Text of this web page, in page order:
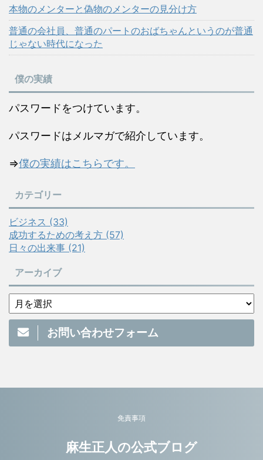
本物のメンターと偽物のメンターの見分け方
普通の会社員、普通のパートのおばちゃんというのが普通
じゃない時代になった
僕の実績
パスワードをつけています。
パスワードはメルマガで紹介しています。
⇒僕の実績はこちらです。
カテゴリー
ビジネス (33)
成功するための考え方 (57)
日々の出来事 (21)
アーカイブ
お問い合わせフォーム
免責事項
麻生正人の公式ブログ